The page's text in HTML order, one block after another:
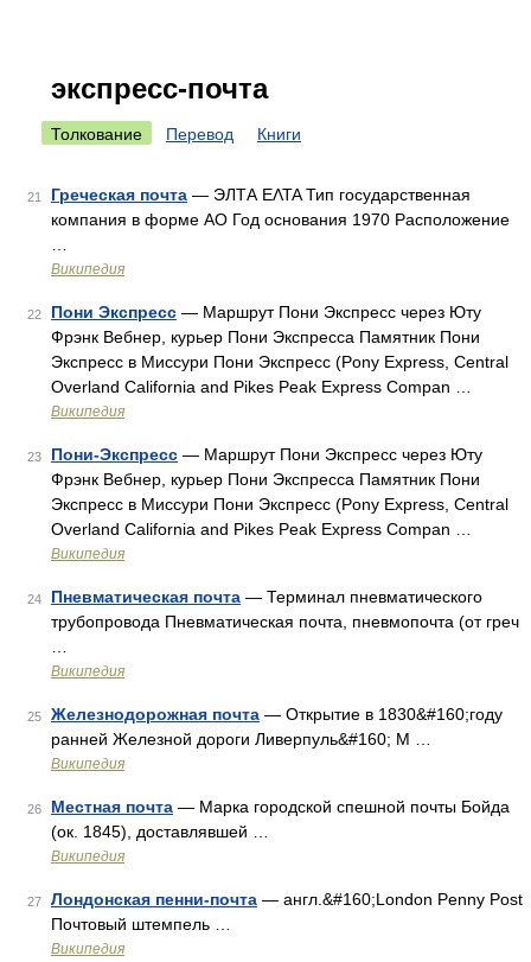
экспресс-почта
Толкование Перевод Книги
21 Греческая почта — ЭЛТА ΕΛΤΑ Тип государственная
компания в форме АО Год основания 1970 Расположение
Википедия
22 Пони Экспресс — Маршрут Пони Экспресс через Юту
Фрэнк Вебнер, курьер Пони Экспресса Памятник Пони
Экспресс в Миссури Пони Экспресс (Pony Express, Central
Overland California and Pikes Peak Express Compan …
Википедия
23 Пони-Экспресс — Маршрут Пони Экспресс через Юту
Фрэнк Вебнер, курьер Пони Экспресса Памятник Пони
Экспресс в Миссури Пони Экспресс (Pony Express, Central
Overland California and Pikes Peak Express Compan …
Википедия
24 Пневматическая почта — Терминал пневматического
трубопровода Пневматическая почта, пневмопочта (от греч
Википедия
25 Железнодорожная почта — Открытие в 1830&#160;году
ранней Железной дороги Ливерпуль&#160; М …
Википедия
26 Местная почта — Марка городской спешной почты Бойда
(ок. 1845), доставлявшей …
Википедия
27 Лондонская пенни-почта — англ.&#160;London Penny Post
Почтовый штемпель …
Википедия